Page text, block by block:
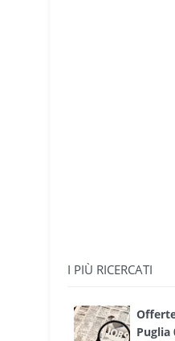
I PIÙ RICERCATI
Puglia